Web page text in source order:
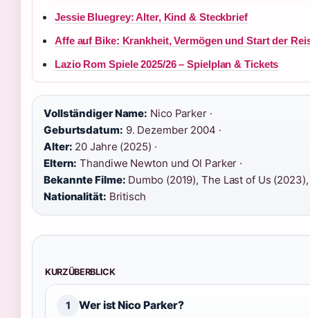
Jessie Bluegrey: Alter, Kind & Steckbrief
Affe auf Bike: Krankheit, Vermögen und Start der
Lazio Rom Spiele 2025/26 – Spielplan & Tickets
Vollständiger Name: Nico Parker ·
Geburtsdatum: 9. Dezember 2004 ·
Alter: 20 Jahre (2025) ·
Eltern: Thandiwe Newton und Ol Parker ·
Bekannte Filme: Dumbo (2019), The Last of Us
Nationalität: Britisch
KURZÜBERBLICK
1 Wer ist Nico Parker?